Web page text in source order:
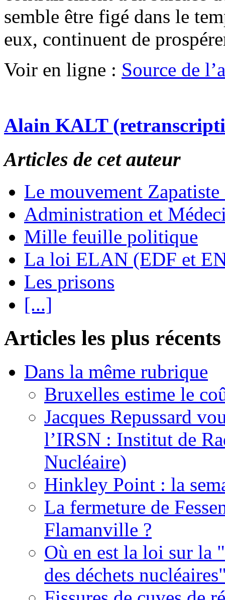
semble être figé dans le
eux, continuent de
Voir en ligne : Source de
Alain KALT
Articles de cet auteur
Le mouvement
Administration et
Mille feuille politique
La loi ELAN (EDF et
Les prisons
[...]
Articles les plus récents
Dans la même rubrique
Bruxelles estime le
Jacques Repussard
l’IRSN : Institut de
Nucléaire)
Hinkley Point : la
La fermeture de
Flamanville ?
Où en est la loi sur la
des déchets